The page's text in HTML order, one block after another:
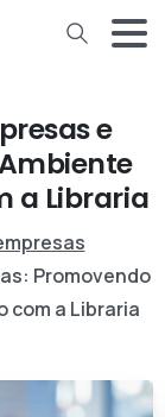
e
a Libraria
Promovendo
com a Libraria